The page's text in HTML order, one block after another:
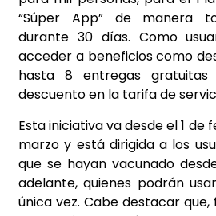
“Súper App” de manera
durante 30 días. Como
acceder a beneficios como
hasta 8 entregas
descuento en la tarifa de
Esta iniciativa va desde el 1 de
marzo y está dirigida a los
que se hayan vacunado
adelante, quienes podrán
única vez. Cabe destacar que,